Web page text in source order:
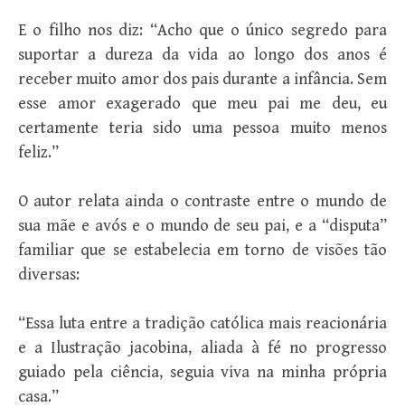
E o filho nos diz: “Acho que o único segredo para
suportar a dureza da vida ao longo dos anos é
receber muito amor dos pais durante a infância. Sem
esse amor exagerado que meu pai me deu, eu
certamente teria sido uma pessoa muito menos
feliz.”
O autor relata ainda o contraste entre o mundo de
sua mãe e avós e o mundo de seu pai, e a “disputa”
familiar que se estabelecia em torno de visões tão
diversas:
“Essa luta entre a tradição católica mais reacionária
e a Ilustração jacobina, aliada à fé no progresso
guiado pela ciência, seguia viva na minha própria
casa.”